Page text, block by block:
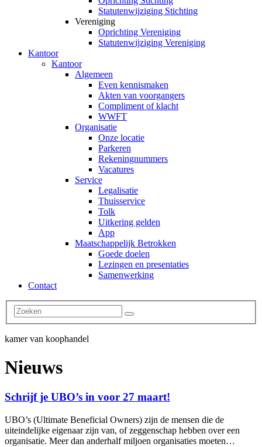
Statutenwijziging Stichting
Vereniging
Oprichting Vereniging
Statutenwijziging Vereniging
Kantoor
Kantoor
Algemeen
Even kennismaken
Akten van voorgangers
Compliment of klacht
WWFT
Organisatie
Onze locatie
Parkeren
Rekeningnummers
Vacatures
Service
Legalisatie
Thuisservice
Tolk
Uitkering gelden
App
Maatschappelijk Betrokken
Goede doelen
Lezingen en presentaties
Samenwerking
Contact
kamer van koophandel
Nieuws
Schrijf je UBO’s in voor 27 maart!
UBO’s (Ultimate Beneficial Owners) zijn de mensen die de
uiteindelijke eigenaar zijn van, of zeggenschap hebben over een
organisatie. Meer dan anderhalf miljoen organisaties moeten…